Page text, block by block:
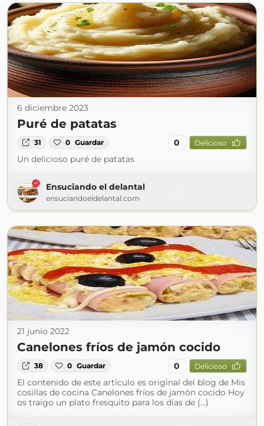
6 diciembre 2023
Puré de patatas
31 0 Guardar 0 Delicioso
Un delicioso puré de patatas
Ensuciando el delantal
ensuciandoeldelantal.com
21 junio 2022
Canelones fríos de jamón cocido
38 0 Guardar 0 Delicioso
El contenido de este artículo es original del blog de Mis
cosillas de cocina Canelones fríos de jamón cocido Hoy
os traigo un plato fresquito para los días de (...)